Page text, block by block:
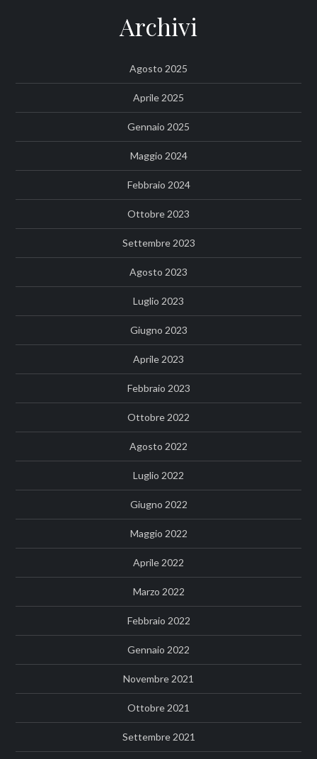
Archivi
Agosto 2025
Aprile 2025
Gennaio 2025
Maggio 2024
Febbraio 2024
Ottobre 2023
Settembre 2023
Agosto 2023
Luglio 2023
Giugno 2023
Aprile 2023
Febbraio 2023
Ottobre 2022
Agosto 2022
Luglio 2022
Giugno 2022
Maggio 2022
Aprile 2022
Marzo 2022
Febbraio 2022
Gennaio 2022
Novembre 2021
Ottobre 2021
Settembre 2021